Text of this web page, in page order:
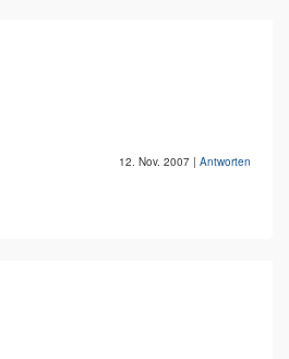
12. Nov. 2007 | Antworten